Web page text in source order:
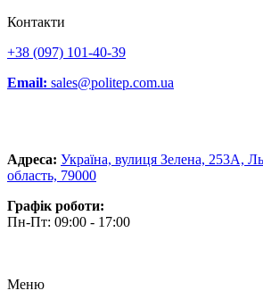
Контакти
+38 (097) 101-40-39
Email: sales@politep.com.ua
Адреса: Україна, вулиця Зелена, 253А,
область, 79000
Графік роботи:
Пн-Пт: 09:00 - 17:00
Меню